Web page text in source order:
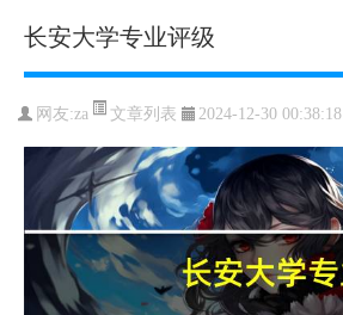
长安大学专业评级
网友:za 文章列表 2024-12-30 00:38:18